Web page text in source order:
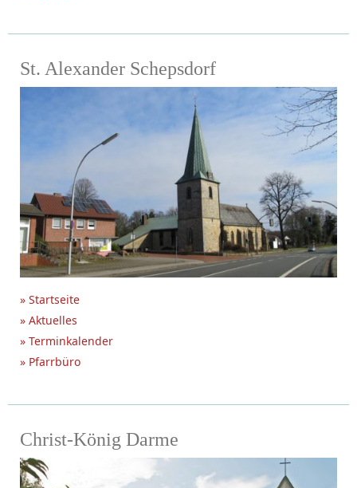
St. Alexander Schepsdorf
» Startseite
» Aktuelles
» Terminkalender
» Pfarrbüro
Christ-König Darme